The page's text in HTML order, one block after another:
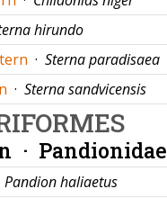
hirundo
· Sterna paradisaea
· Sterna sandvicensis
· Pandionidae
Pandion haliaetus